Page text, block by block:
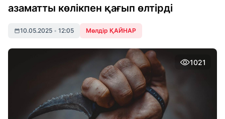
азаматты көлікпен қағып өлтірді
10.05.2025 • 12:05 Мөлдір ҚАЙНАР
1021